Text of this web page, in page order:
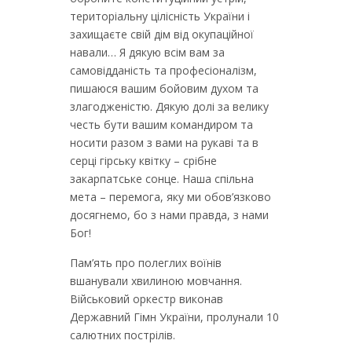
територіальну цілісність України і
захищаєте свій дім від окупаційної
навали… Я дякую всім вам за
самовідданість та професіоналізм,
пишаюся вашим бойовим духом та
злагодженістю. Дякую долі за велику
честь бути вашим командиром та
носити разом з вами на рукаві та в
серці гірську квітку – срібне
закарпатське сонце. Наша спільна
мета – перемога, яку ми обов’язково
досягнемо, бо з нами правда, з нами
Бог!
Пам’ять про полеглих воїнів
вшанували хвилиною мовчання.
Військовий оркестр виконав
Державний Гімн України, пролунали 10
салютних пострілів.